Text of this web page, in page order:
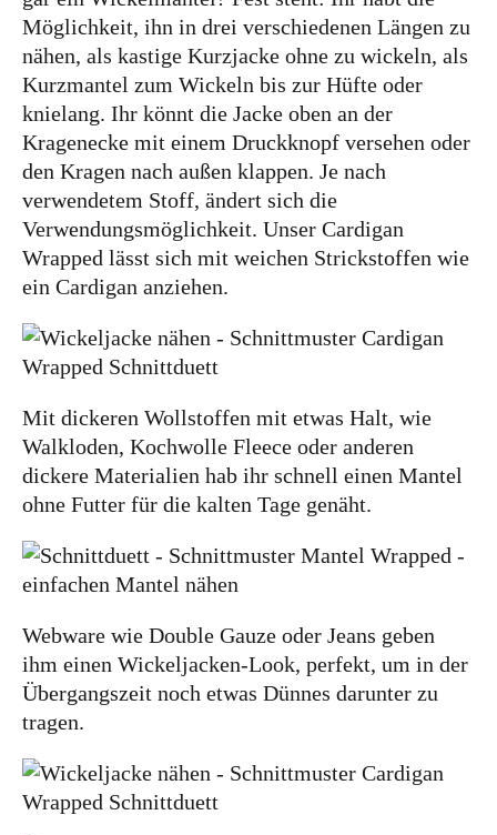
Möglichkeit, ihn in drei verschiedenen Längen zu
nähen, als kastige Kurzjacke ohne zu wickeln, als
Kurzmantel zum Wickeln bis zur Hüfte oder
knielang. Ihr könnt die Jacke oben an der
Kragenecke mit einem Druckknopf versehen oder
den Kragen nach außen klappen. Je nach
verwendetem Stoff, ändert sich die
Verwendungsmöglichkeit. Unser Cardigan
Wrapped lässt sich mit weichen Strickstoffen wie
ein Cardigan anziehen.
Mit dickeren Wollstoffen mit etwas Halt, wie
Walkloden, Kochwolle Fleece oder anderen
dickere Materialien hab ihr schnell einen Mantel
ohne Futter für die kalten Tage genäht.
Webware wie Double Gauze oder Jeans geben
ihm einen Wickeljacken-Look, perfekt, um in der
Übergangszeit noch etwas Dünnes darunter zu
tragen.